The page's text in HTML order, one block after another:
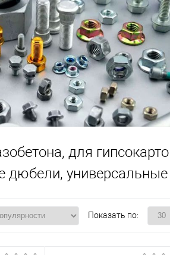
для
дюбели,
Показать по: